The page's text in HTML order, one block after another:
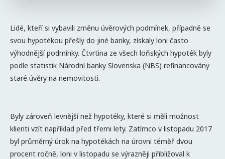
Lidé, kteří si vybavili změnu úvěrových podmínek, případně se
svou hypotékou přešly do jiné banky, získaly loni často
výhodnější podmínky. Čtvrtina ze všech loňských hypoték byly
podle statistik Národní banky Slovenska (NBS) refinancovány
staré úvěry na nemovitosti.
Byly zároveň levnější než hypotéky, které si měli možnost
klienti vzít například před třemi lety. Zatímco v listopadu 2017
byl průměrný úrok na hypotékách na úrovni téměř dvou
procent ročně, loni v listopadu se výrazněji přibližoval k